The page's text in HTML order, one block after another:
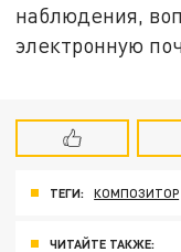
наблюдения,
электронную
ТЕГИ: КОМПОЗИТОР
ЧИТАЙТЕ ТАКЖЕ: